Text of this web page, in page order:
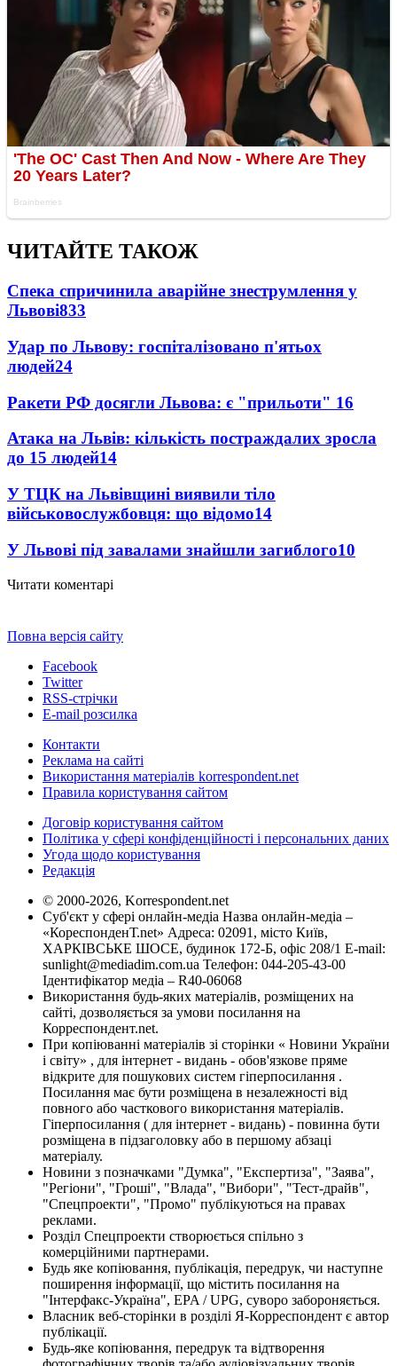
ЧИТАЙТЕ ТАКОЖ
Спека спричинила аварійне знеструмлення у
Львові833
Удар по Львову: госпіталізовано п'ятьох
людей24
Ракети РФ досягли Львова: є "прильоти" 16
Атака на Львів: кількість постраждалих зросла
до 15 людей14
У ТЦК на Львівщині виявили тіло
військовослужбовця: що відомо14
У Львові під завалами знайшли загиблого10
Читати коментарі
Повна версія сайту
Facebook
Twitter
RSS-стрічки
E-mail розсилка
Контакти
Реклама на сайті
Використання матеріалів korrespondent.net
Правила користування сайтом
Договір користування сайтом
Політика у сфері конфіденційності і персональних даних
Угода щодо користування
Редакція
© 2000-2026, Korrespondent.net
Суб'єкт у сфері онлайн-медіа Назва онлайн-медіа –
«КореспонденТ.net» Адреса: 02091, місто Київ,
ХАРКІВСЬКЕ ШОСЕ, будинок 172-Б, офіс 208/1 E-mail:
sunlight@mediadim.com.ua Телефон: 044-205-43-00
Ідентифікатор медіа – R40-06068
Використання будь-яких матеріалів, розміщених на
сайті, дозволяється за умови посилання на
Корреспондент.net.
При копіюванні матеріалів зі сторінки « Новини України
і світу» , для інтернет - видань - обов'язкове пряме
відкрите для пошукових систем гіперпосилання .
Посилання має бути розміщена в незалежності від
повного або часткового використання матеріалів.
Гіперпосилання ( для інтернет - видань) - повинна бути
розміщена в підзаголовку або в першому абзаці
матеріалу.
Новини з позначками "Думка", "Експертиза", "Заява",
"Регіони", "Гроші", "Влада", "Вибори", "Тест-драйв",
"Спецпроекти", "Промо" публікуються на правах
реклами.
Розділ Спецпроекти створюється спільно з
комерційними партнерами.
Будь яке копіювання, публікація, передрук, чи наступне
поширення інформації, що містить посилання на
"Інтерфакс-Україна", EPA / UPG, суворо забороняється.
Власник веб-сторінки в розділі Я-Корреспондент є автор
публікації.
Будь-яке копіювання, передрук та відтворення